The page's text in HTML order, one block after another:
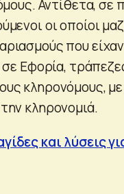
Αντίθετα, σε
οι οποίοι
που
Εφορία,
κληρονόμους,
κληρονομιά.
και λύσεις